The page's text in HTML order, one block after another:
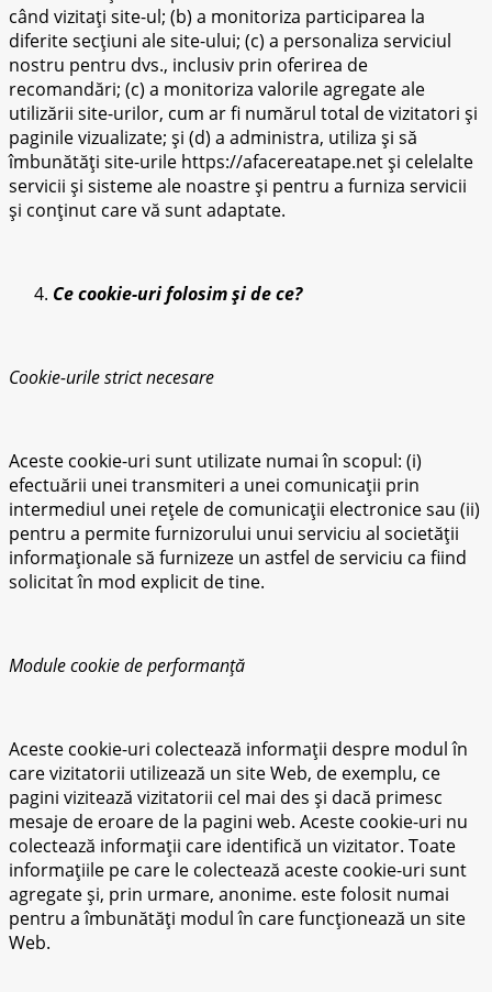
când vizitați site-ul; (b) a monitoriza participarea la
diferite secțiuni ale site-ului; (c) a personaliza serviciul
nostru pentru dvs., inclusiv prin oferirea de
recomandări; (c) a monitoriza valorile agregate ale
utilizării site-urilor, cum ar fi numărul total de vizitatori și
paginile vizualizate; și (d) a administra, utiliza și să
îmbunătăți site-urile https://afacereatape.net și celelalte
servicii și sisteme ale noastre și pentru a furniza servicii
și conținut care vă sunt adaptate.
Ce cookie-uri folosim și de ce?
Cookie-urile strict necesare
Aceste cookie-uri sunt utilizate numai în scopul: (i)
efectuării unei transmiteri a unei comunicații prin
intermediul unei rețele de comunicații electronice sau (ii)
pentru a permite furnizorului unui serviciu al societății
informaționale să furnizeze un astfel de serviciu ca fiind
solicitat în mod explicit de tine.
Module cookie de performanță
Aceste cookie-uri colectează informații despre modul în
care vizitatorii utilizează un site Web, de exemplu, ce
pagini vizitează vizitatorii cel mai des și dacă primesc
mesaje de eroare de la pagini web. Aceste cookie-uri nu
colectează informații care identifică un vizitator. Toate
informațiile pe care le colectează aceste cookie-uri sunt
agregate și, prin urmare, anonime. este folosit numai
pentru a îmbunătăți modul în care funcționează un site
Web.